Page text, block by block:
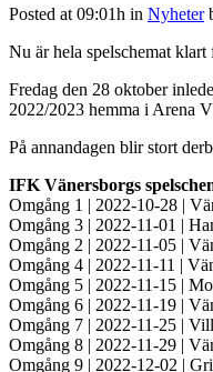
Posted at 09:01h in Nyheter
Nu är hela spelschemat
Fredag den 28 oktober
2022/2023 hemma i Arena
På annandagen blir stort
IFK Vänersborgs
Omgång 1 | 2022-10-28 |
Omgång 3 | 2022-11-01 |
Omgång 2 | 2022-11-05 |
Omgång 4 | 2022-11-11 |
Omgång 5 | 2022-11-15 |
Omgång 6 | 2022-11-19 |
Omgång 7 | 2022-11-25 |
Omgång 8 | 2022-11-29 |
Omgång 9 | 2022-12-02 |